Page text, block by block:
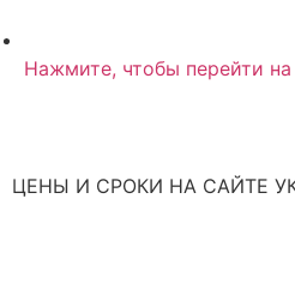
Нажмите, чтобы перейти
ЦЕНЫ И СРОКИ НА САЙТЕ